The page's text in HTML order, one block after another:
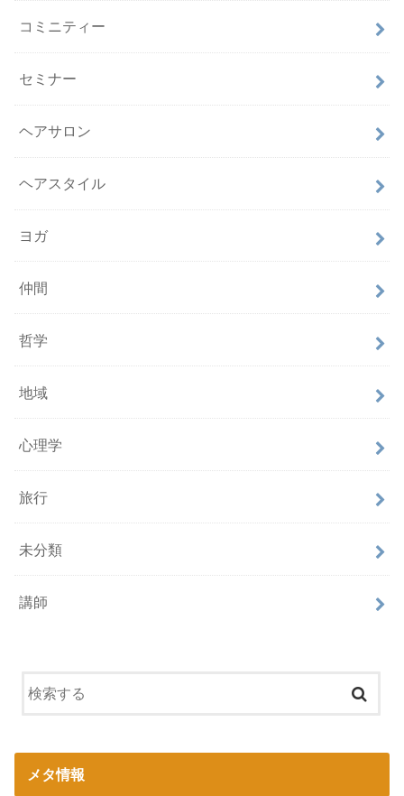
コミニティー
セミナー
ヘアサロン
ヘアスタイル
ヨガ
仲間
哲学
地域
心理学
旅行
未分類
講師
メタ情報